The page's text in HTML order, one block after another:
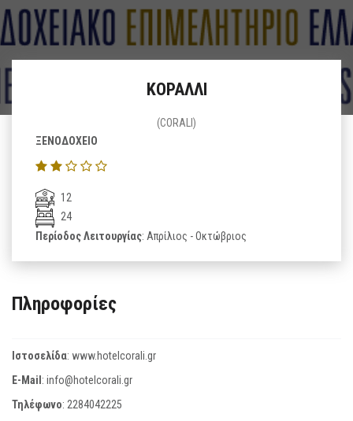
ΚΟΡΑΛΛΙ
(CORALI)
ΞΕΝΟΔΟΧΕΙΟ
12
24
Περίοδος Λειτουργίας: Απρίλιος - Οκτώβριος
Πληροφορίες
Ιστοσελίδα: www.hotelcorali.gr
E-Mail: info@hotelcorali.gr
Τηλέφωνο: 2284042225